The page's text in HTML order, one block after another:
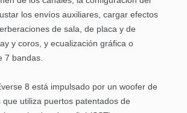
los envíos auxiliares, cargar efectos
de sala, de placa y de
y coros, y ecualización gráfica o
7 bandas.
8 está impulsado por un woofer de
que utiliza puertos patentados de